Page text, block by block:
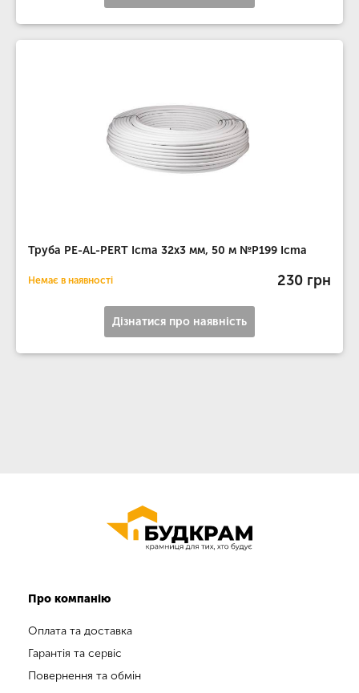
Труба PE-AL-PERT Icma 32х3 мм, 50 м №P199 Icma
Немає в наявності 230 грн
Дізнатися про наявність
Про компанію
Оплата та доставка
Гарантія та сервіс
Повернення та обмін